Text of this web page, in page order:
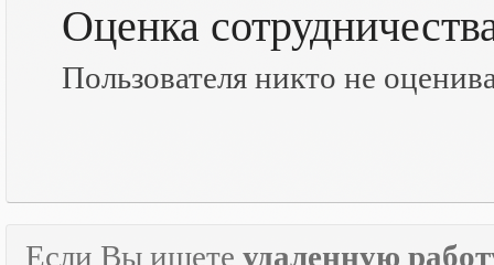
Оценка
Пользователя никто не
Если Вы ищете удаленную